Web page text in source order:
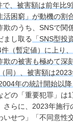
、被害額は前年比
活困窮」が動機の割
欺のうち、SNSで関
まし取る
「SNS型投
（暫定値）に上り
欺の被害も極めて深
同）、被害額は
年の統計開始以降
どの「重要犯罪」は
さらに、2023年施行
いせつ」「不同意性